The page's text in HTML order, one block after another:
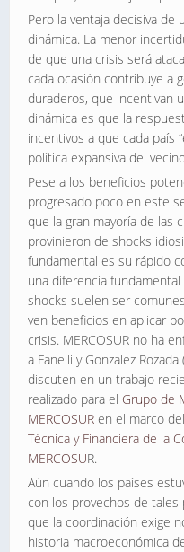
Pero la ventaja decisiva de
dinámica. La menor
de que una crisis será
cada ocasión contribuye a
duraderos, que incentivan
dinámica es que la
incentivos a que cada país
política expansiva del
Pese a los beneficios
progresado poco en este
que la gran mayoría de las
provinieron de shocks
fundamental es su rápido
una diferencia
shocks suelen ser
ven beneficios en aplicar
crisis. MERCOSUR no ha
a Fanelli y Gonzalez
discuten en un trabajo
realizado para el Grupo de
MERCOSUR en el marco del
Técnica y Financiera de la
MERCOSUR.
Aún cuando los países
con los provechos de
que la coordinación exige
historia macroeconómica